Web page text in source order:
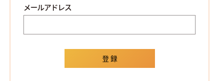
メールアドレス